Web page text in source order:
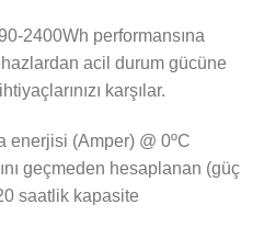
2400Wh performansına
acil durum gücüne
karşılar.
enerjisi (Amper) @ 0ºC
geçmeden hesaplanan (güç
saatlik kapasite